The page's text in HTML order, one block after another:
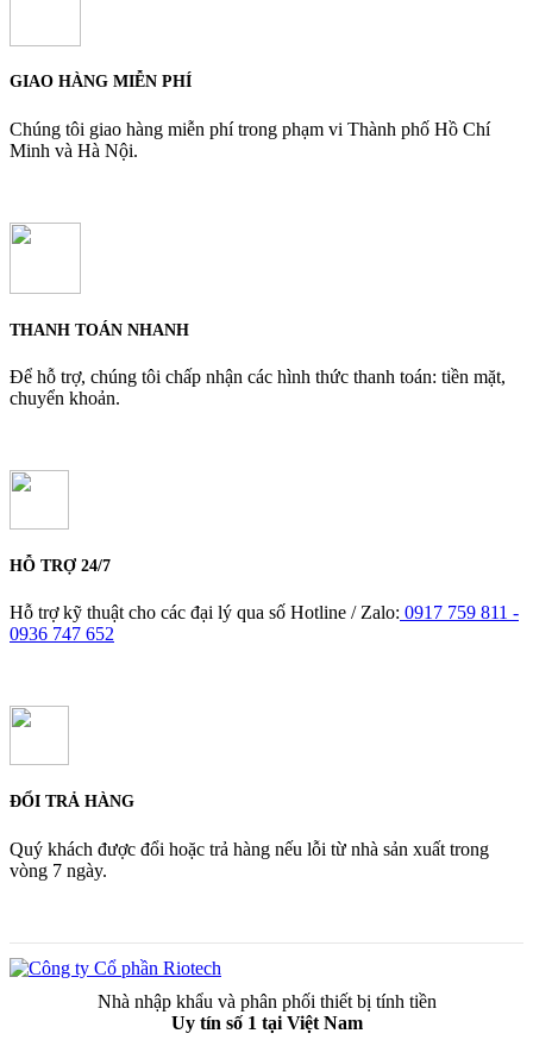
GIAO HÀNG MIỄN PHÍ
Chúng tôi giao hàng miễn phí trong phạm vi Thành phố Hồ Chí
Minh và Hà Nội.
THANH TOÁN NHANH
Để hỗ trợ, chúng tôi chấp nhận các hình thức thanh toán: tiền mặt,
chuyển khoản.
HỖ TRỢ 24/7
Hỗ trợ kỹ thuật cho các đại lý qua số Hotline / Zalo: 0917 759 811 -
0936 747 652
ĐỔI TRẢ HÀNG
Quý khách được đổi hoặc trả hàng nếu lỗi từ nhà sản xuất trong
vòng 7 ngày.
Nhà nhập khẩu và phân phối thiết bị tính tiền
Uy tín số 1 tại Việt Nam